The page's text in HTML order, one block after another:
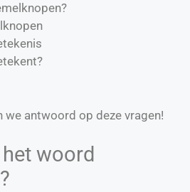
we antwoord op deze vragen!
woord